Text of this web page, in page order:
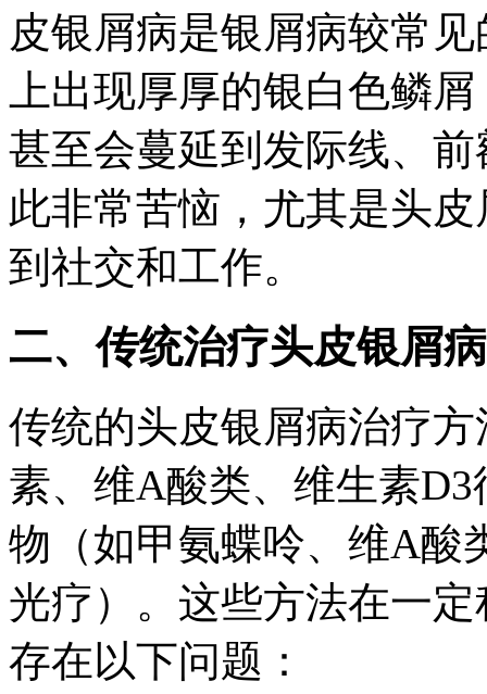
皮银屑病是银屑病较常
上出现厚厚的银白色鳞
甚至会蔓延到发际线、
此非常苦恼，尤其是头
到社交和工作。
二、传统治疗头皮银屑
传统的头皮银屑病治疗
素、维A酸类、维生素
物（如甲氨蝶呤、维A酸
光疗）。这些方法在一
存在以下问题：